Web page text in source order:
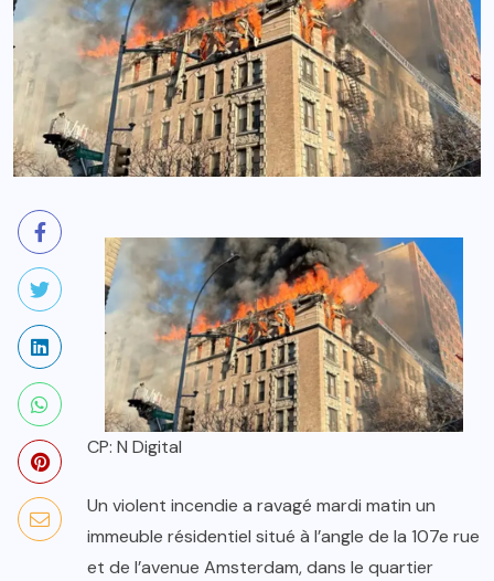
CP: N Digital
Un violent incendie a ravagé mardi matin un
immeuble résidentiel situé à l’angle de la 107e rue
et de l’avenue Amsterdam, dans le quartier